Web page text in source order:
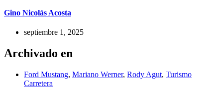
Gino Nicolás Acosta
septiembre 1, 2025
Archivado en
Ford Mustang, Mariano Werner, Rody Agut, Turismo
Carretera